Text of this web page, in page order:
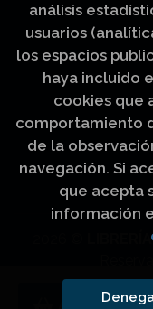
análisis
usuarios
los espacios
haya incluido
cookies que
comportamiento
de la
navegación. Si
que acepta
información